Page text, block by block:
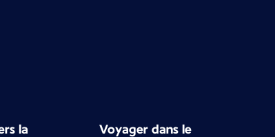
la
Voyager dans le